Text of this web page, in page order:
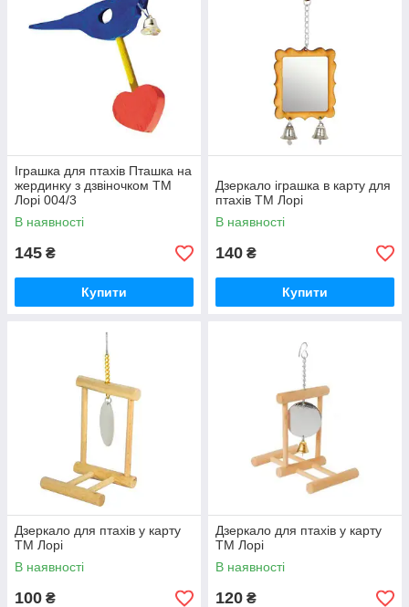
Іграшка для птахів Пташка на
жердинку з дзвіночком ТМ
Лорі 004/3
В наявності
145 ₴
Купити
Дзеркало іграшка в карту для
птахів ТМ Лорі
В наявності
140 ₴
Купити
Дзеркало для птахів у карту
ТМ Лорі
В наявності
100 ₴
Дзеркало для птахів у карту
ТМ Лорі
В наявності
120 ₴